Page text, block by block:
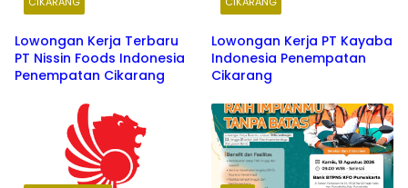
Lowongan Kerja Terbaru
PT Nissin Foods Indonesia
Penempatan Cikarang
Lowongan Kerja PT Kayaba
Indonesia Penempatan
Cikarang